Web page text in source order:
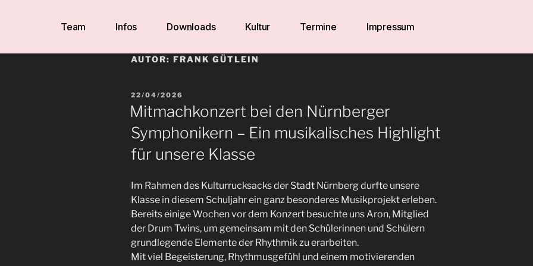
Team Infos Downloads Kultur Termine Impressum
AUTOR: FRANK GÜTLEIN
22/04/2026
Mitmachkonzert bei den Nürnberger
Symphonikern – Ein musikalisches Highlight
für unsere Klasse
Im Rahmen des Kulturrucksacks der Stadt Nürnberg durfte unsere
Klasse in diesem Schuljahr ein ganz besonderes Musikprojekt erleben.
Bereits einige Wochen vor dem Konzert besuchte uns Aron, Mitglied
der Drum Twins, um gemeinsam mit den Schülerinnen und Schülern
grundlegende Elemente der Rhythmik zu erarbeiten.
Mit viel Begeisterung, Rhythmusgefühl und einem motivierenden